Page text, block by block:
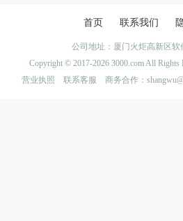
首页 联系我们
公司地址：厦门火炬高新区
Copyright © 2017-2026 3000.com All
营业执照
联系客服 商务合作：